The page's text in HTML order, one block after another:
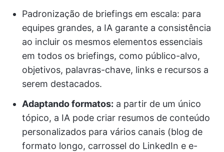
Padronização de briefings em escala: para
equipes grandes, a IA garante a consistência
ao incluir os mesmos elementos essenciais
em todos os briefings, como público-alvo,
objetivos, palavras-chave, links e recursos a
serem destacados.
Adaptando formatos: a partir de um único
tópico, a IA pode criar resumos de conteúdo
personalizados para vários canais (blog de
formato longo, carrossel do LinkedIn e e-